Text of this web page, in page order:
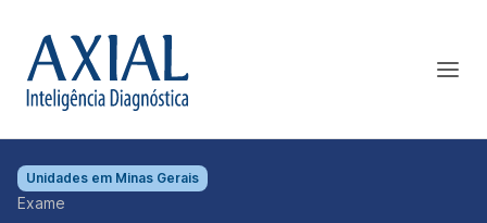
Unidades em Minas Gerais
Exame